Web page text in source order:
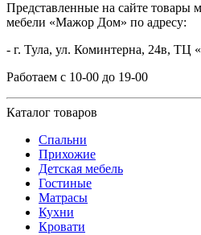
Представленные на сайте товары
мебели «Мажор Дом» по адресу:
- г. Тула, ул. Коминтерна, 24в, ТЦ
Работаем с 10-00 до 19-00
Каталог товаров
Спальни
Прихожие
Детская мебель
Гостиные
Матрасы
Кухни
Кровати